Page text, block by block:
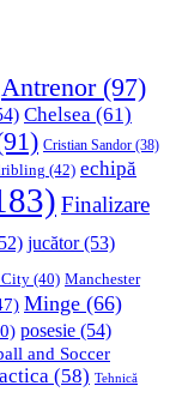
Antrenor(97)
Chelsea (61)
Cristian Sandor (38)
(42) echipă
Finalizare
jucător(53)
City (40) Manchester
Minge (66)
posesie (54)
and Soccer
(58) Tehnică